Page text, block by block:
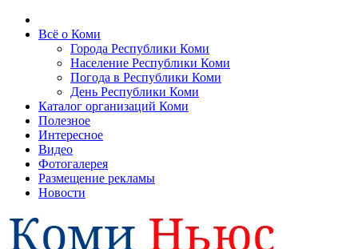
Всё о Коми
Города Республики Коми
Население Республики Коми
Погода в Республики Коми
День Республики Коми
Каталог организаций Коми
Полезное
Интересное
Видео
Фотогалерея
Размещение рекламы
Новости